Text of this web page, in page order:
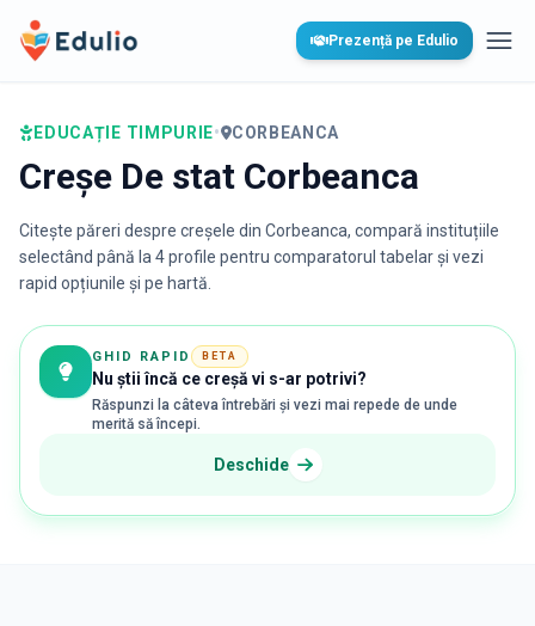
Edulio Prezență pe Edulio
EDUCAȚIE TIMPURIE• CORBEANCA
Creșe De stat Corbeanca
Citește păreri despre creșele din Corbeanca, compară instituțiile
selectând până la 4 profile pentru comparatorul tabelar și vezi
rapid opțiunile și pe hartă.
GHID RAPID BETA
Nu știi încă ce creșă vi s-ar potrivi?
Răspunzi la câteva întrebări și vezi mai repede de unde
merită să începi.
Deschide